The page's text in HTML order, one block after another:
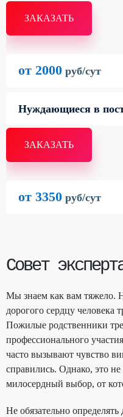
ЗАКАЗАТЬ
от 2000 руб/сут
Нуждающиеся в
ЗАКАЗАТЬ
от 3350 руб/сут
Совет
Мы знаем как вам тяжело.
дорогого сердцу человека
Пожилые родственники
профессионального
часто вызывают чувство
справились. Однако, это
милосердный выбор, от
Не обязательно